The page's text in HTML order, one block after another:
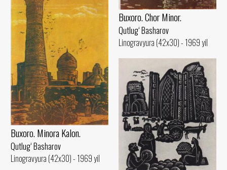
Buxoro. Chor Minor.
Qutlug‘ Basharov
Linogravyura (42x30) - 1969 yil
Buxoro. Minora Kalon.
Qutlug‘ Basharov
Linogravyura (42x30) - 1969 yil